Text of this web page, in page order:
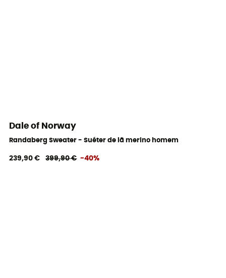
Dale of Norway
Randaberg Sweater - Suéter de lã merino homem
239,90 € 399,90 € -40%